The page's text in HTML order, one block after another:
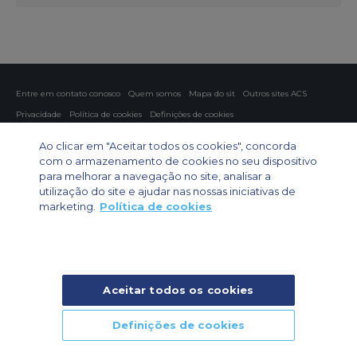
Entre em contato conosco Quem somos Mapa do sit
Outros sites ACS
Privacidade
Política de cookies
Definições de cookies
Guia de aeronaves
Private Charter App
© 2026 Air Charter Service | Rua Funchal, 411 5 andar sala 13, Vila
Olimpia, Sao Paulo-SP Brasil, CEP 04551-060, Brazil, South America |
Chárter Privado +55 1135860500 | Chárter de Carga +55 1140821150 |
Chárter para Grupos +55 1140821140
Ao clicar em "Aceitar todos os cookies", concorda
com o armazenamento de cookies no seu dispositivo
para melhorar a navegação no site, analisar a
utilização do site e ajudar nas nossas iniciativas de
marketing.
Política de cookies
Aceitar todos os cookies
Definições de cookies